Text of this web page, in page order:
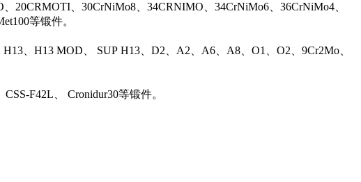
20CRMOTI、30CrNiMo8、34CRNIMO、34CrNiMo6、36CrNiMo4、
等锻件。
、H13 MOD、 SUP H13、D2、A2、A6、A8、O1、O2、9Cr2Mo、
F42L、 Cronidur30等锻件。